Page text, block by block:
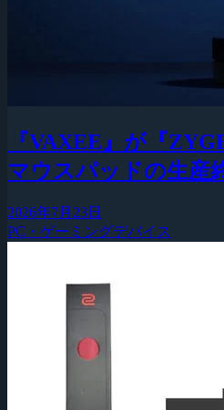
『VAXEE』が『
マウスパッドの生産
2026年7月23日
PC・ゲーミングデバイス